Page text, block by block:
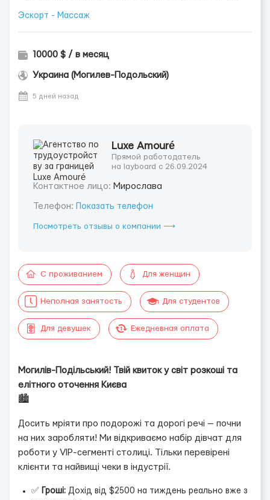
Эскорт - Массаж
10000 $ / в месяц
Украина (Могилев-Подольский)
5 дней назад
Luxe Amouré
Прямой работодатель
на layboard с 26.09.2024
Контактное лицо: Мирослава
Телефон: Показать телефон
Посмотреть отзывы о компании ⟶
С проживанием Для женщин
Неполная занятость Для студентов
Для девушек Ежедневная оплата
Могилів-Подільський! Твій квиток у світ розкоші та
елітного оточення Києва
🏙️
Досить мріяти про подорожі та дорогі речі — почни
на них заробляти! Ми відкриваємо набір дівчат для
роботи у VIP-сегменті столиці. Тільки перевірені
клієнти та найвищі чеки в індустрії.
✅ Гроші: Дохід від $2500 на тиждень реально вже з